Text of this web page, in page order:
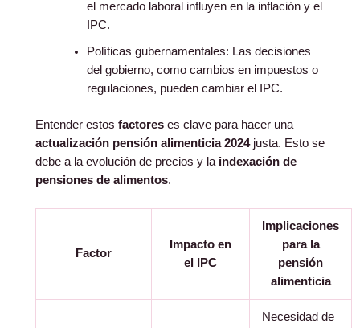
el mercado laboral influyen en la inflación y el
IPC.
Políticas gubernamentales: Las decisiones
del gobierno, como cambios en impuestos o
regulaciones, pueden cambiar el IPC.
Entender estos factores es clave para hacer una
actualización pensión alimenticia 2024justa. Esto se
debe a la evolución de precios y la indexación de
pensiones de alimentos.
Factor
Impacto en
el IPC
Implicaciones
para la
pensión
alimenticia
Necesidad de